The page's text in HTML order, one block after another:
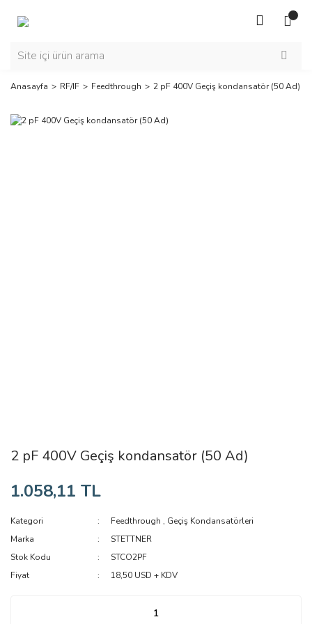
Anasayfa RF/IF Feedthrough 2 pF 400V Geçiş kondansatör (50 Ad)
2 pF 400V Geçiş kondansatör (50 Ad)
1.058,11 TL
Kategori Feedthrough , Geçiş Kondansatörleri
Marka
STETTNER
Stok Kodu
STCO2PF
Fiyat
18,50 USD + KDV